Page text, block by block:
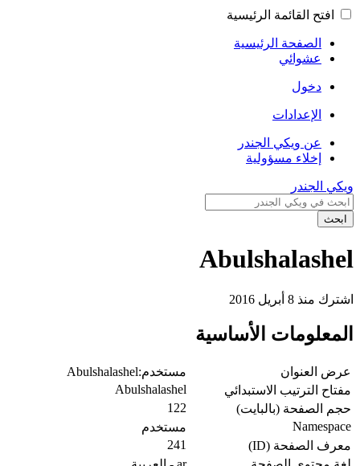
افتح القائمة الرئيسية
الصفحة الرئيسية
عشوائي
دخول
الإعدادات
عن ويكي الجندر
إخلاء مسؤولية
ويكي الجندر
ابحث
Abulshalashel
اشترك منذ 8 أبريل 2016
المعلومات الأساسية
عرض العنوان
مستخدم:Abulshalashel
مفتاح الترتيب الاستبدائي
Abulshalashel
حجم الصفحة (بالبايت)
122
Namespace
مستخدم
معرف الصفحة (ID)
241